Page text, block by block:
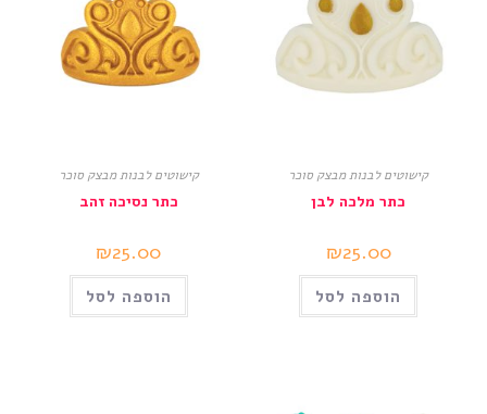
קישוטים לבנות מבצק סוכר
כתר מלכה לבן
₪25.00
הוספה לסל
קישוטים לבנות מבצק סוכר
כתר נסיכה זהב
₪25.00
הוספה לסל